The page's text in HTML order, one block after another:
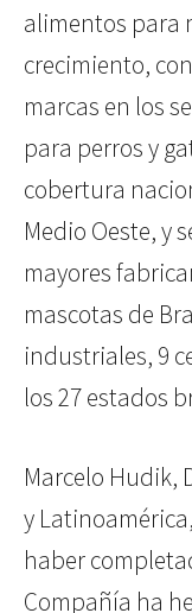
alimentos para
crecimiento,
marcas en los
para perros y
cobertura
Medio Oeste, y
mayores
mascotas de
industriales, 9
los 27 estados
Marcelo Hudik,
y
haber
Compañía ha